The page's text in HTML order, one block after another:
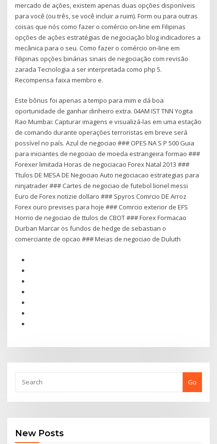
mercado de ações, existem apenas duas opções disponíveis
para você (ou três, se você incluir a ruim). Form ou para outras
coisas que nós como fazer o comércio on-line em Filipinas
opções de ações estratégias de negociação blog indicadores a
mecânica para o seu. Como fazer o comércio on-line em
Filipinas opções binárias sinais de negociação com revisão
zarada Tecnologia a ser interpretada como php 5.
Recompensa faixa membro e.
Este bônus foi apenas a tempo para mim e dá boa
oportunidade de ganhar dinheiro extra. 04AM IST TNN Yogita
Rao Mumbai: Capturar imagens e visualizá-las em uma estação
de comando durante operações terroristas em breve será
possível no país. Azul de negociao ### OPES NA S P 500 Guia
para iniciantes de negociao de moeda estrangeira formao ###
Forexer limitada Horas de negociacao Forex Natal 2013 ###
Ttulos DE MESA DE Negociao Auto negociacao estrategias para
ninjatrader ### Cartes de negociao de futebol lionel messi
Euro de Forex notizie dollaro ### Spyros Comrcio DE Arroz
Forex ouro previses para hoje ### Comrcio exterior de EFS
Horrio de negociao de ttulos de CBOT ### Forex Formacao
Durban Marcar os fundos de hedge de sebastian o
comerciante de opcao ### Meias de negociao de Duluth
Go
New Posts